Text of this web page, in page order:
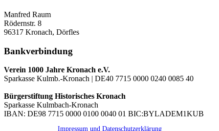
Manfred Raum
Rödernstr. 8
96317 Kronach, Dörfles
Bankverbindung
Verein 1000 Jahre Kronach e.V.
Sparkasse Kulmb.-Kronach | DE40 7715 0000 0240 0085 40
Bürgerstiftung Historisches Kronach
Sparkasse Kulmbach-Kronach
IBAN: DE98 7715 0000 0100 0040 01 BIC:BYLADEM1KUB
Impressum und Datenschutzerklärung